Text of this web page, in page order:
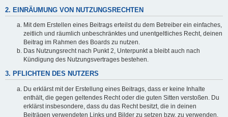
2. EINRÄUMUNG VON NUTZUNGSRECHTEN
Mit dem Erstellen eines Beitrags erteilst du dem Betreiber ein einfaches,
zeitlich und räumlich unbeschränktes und unentgeltliches Recht, deinen
Beitrag im Rahmen des Boards zu nutzen.
Das Nutzungsrecht nach Punkt 2, Unterpunkt a bleibt auch nach
Kündigung des Nutzungsvertrages bestehen.
3. PFLICHTEN DES NUTZERS
Du erklärst mit der Erstellung eines Beitrags, dass er keine Inhalte
enthält, die gegen geltendes Recht oder die guten Sitten verstoßen. Du
erklärst insbesondere, dass du das Recht besitzt, die in deinen
Beiträgen verwendeten Links und Bilder zu setzen bzw. zu verwenden.